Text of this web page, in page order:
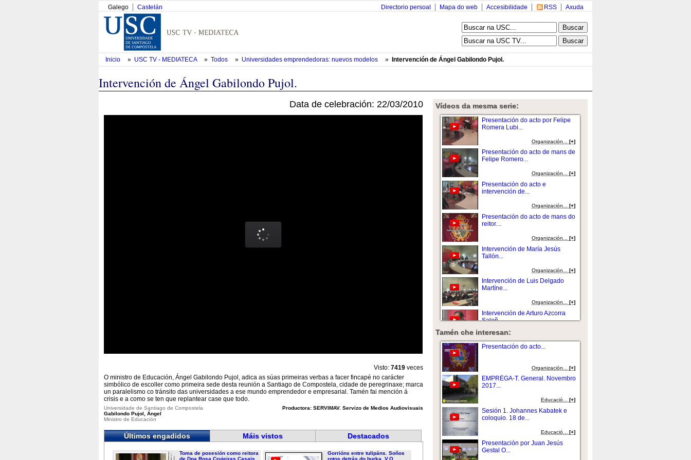
Galego Castelán Axuda
RSS
Accesibilidade
Mapa do web
Directorio persoal
Inicio » USC TV - MEDIATECA » Todos » Universidades emprendedoras: nuevos modelos » Intervención de Ángel Gabilondo Pujol.
Intervención de Ángel Gabilondo Pujol.
Data de celebración: 22/03/2010
Visto: 7419 veces
O ministro de Educación, Ángel Gabilondo Pujol, adica as súas primeiras verbas a facer fincapé no carácter
simbólico de escoller como primeira sede desta reunión a Santiago de Compostela, cidade de peregrinaxe; marca
un paralelismo co tránsito das universidades a ese mundo emprendedor e empresarial. Tamén fai mención á
crisis e a como se ten que replantear case que todo.
Productora: SERVIMAV. Servizo de Medios Audiovisuais
Universidade de Santiago de Compostela
Gabilondo Pujol, Ángel
Ministro de Educación
Últimos engadidos Máis vistos Destacados
Toma de posesión como reitora
de Dna.Rosa Crujeiras Casais...
Gorrións entre tulipáns. Soños
rotos detrás do burka. V.O....
Vídeos da mesma serie:
Presentación do acto por Felipe
Romera Lubi...
Organización...[+]
Presentación do acto de mans de
Felipe Romero...
Organización... [+]
Presentación do acto e
intervención de...
Organización...[+]
Presentación do acto de mans do
reitor....
Organización...[+]
Intervención de María Jesús
Tallón...
Organización...[+]
Intervención de Luis Delgado
Martíne...
Organización...[+]
Intervención de Arturo Azcorra
Saloñ...
Intervención de Xesús Vázquez...
Organización...[+]
Presentación do acto de mans de
Luis Delgad...
Organización...[+]
Intervención de Senén Barro
Ameneiro...
Organización...[+]
Presentación do acto por Arturo
Azcorra Sal...
Tamén che interesan:
Presentación do acto...
Organización...[+]
EMPRÉGA-T. General. Novembro
2017...
Educació... [+]
Sesión 1. Johannes Kabatek e
coloquio. 18 de...
Educació...[+]
Presentación por Juan Jesús
Gestal O...